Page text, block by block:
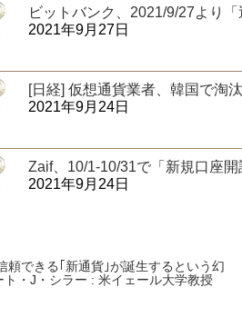
ビットバンク、2021/9/27より
2021年9月27日
[日経] 仮想通貨業者、韓国で淘
2021年9月24日
Zaif、10/1-10/31で「新規口座
2021年9月24日
頼できる｢新通貨｣が誕生するという幻
・J・シラー : 米イェール大学教授